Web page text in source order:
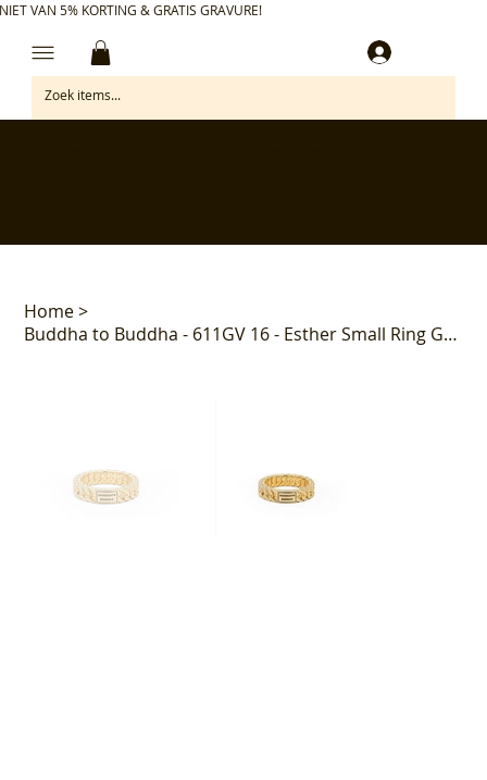
VAN 5% KORTING & GRATIS GRAVURE!
Home>
Buddha to Buddha - 611GV 16 - Esther Small Ring Gold Vermeil